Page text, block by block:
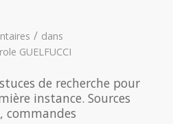
/ dans
GUELFUCCI
de recherche pour
instance. Sources
commandes